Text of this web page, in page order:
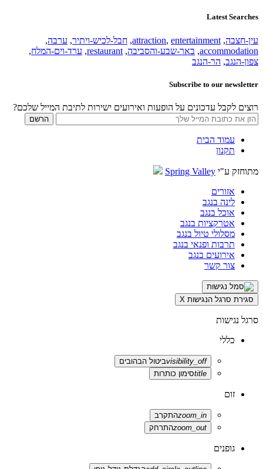
Latest Searches
עין-חצבה,
attraction, entertainment
, חבל-לכיש-ויתיר, ערבה,
accommodation
, באר-שבע-והסביבה,
restaurant
, ערד-וים-המלח,
צפון-הנגב, הר-הנגב
Subscribe to our newsletter
רוצים לקבל עדכונים על הופעות ואירועים ישירות לתיבת המייל שלכם?
עמוד הבית
תקנון
מתוחזק ע"י Spring Valley
אזורים
לינה בנגב
אוכל בנגב
אטרקציות בנגב
מסלולי טיול בנגב
תרבות ופנאי בנגב
אירועים בנגב
צור קשר
סגירת סרגל הנגישות X
סרגל נגישות
כללי
visibility_offביטול הבהובים
titleסימון כותרות
זום
zoom_inהתקרב
zoom_outהתרחק
גופנים